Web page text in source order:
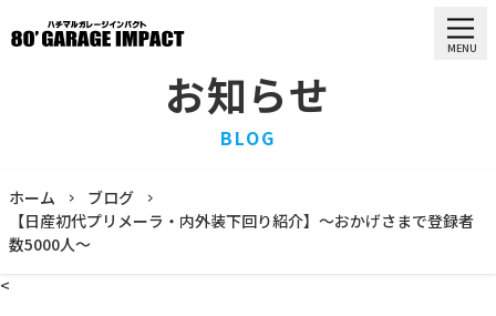
MENU
HOME
ホーム
お知らせ
BLOG
ホーム
ブログ
【日産初代プリメーラ・内外装下回り紹介】〜おかげさまで登録者
数5000人〜
<